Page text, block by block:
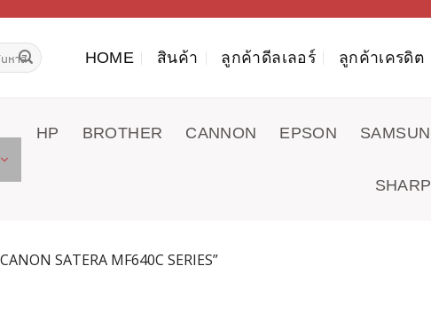
: HOME สินค้า ลูกค้าดีลเลอร์ ลูกค้าเครดิต
HP BROTHER CANNON EPSON
SHARP
SATERA MF640C SERIES”